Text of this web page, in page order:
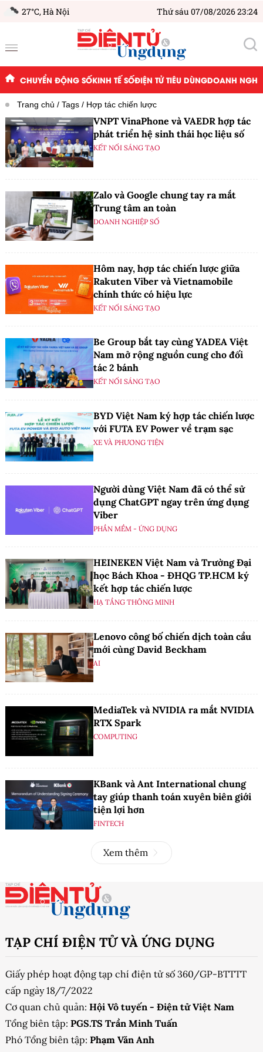
27°C,Hà Nội Thứ sáu 07/08/2026 23:24
CHUYỂN ĐỘNG SỐKINH TẾ SỐĐIỆN TỬ TIÊU DÙNGDOANH
Trang chủ Tags Hợp tác chiến lược
VNPT VinaPhone và VAEDR hợp tác
phát triển hệ sinh thái học liệu số
KẾT NỐI SÁNG TẠO
Zalo và Google chung tay ra mắt
Trung tâm an toàn
DOANH NGHIỆP SỐ
Hôm nay, hợp tác chiến lược giữa
Rakuten Viber và Vietnamobile
chính thức có hiệu lực
KẾT NỐI SÁNG TẠO
Be Group bắt tay cùng YADEA Việt
Nam mở rộng nguồn cung cho đối
tác 2 bánh
KẾT NỐI SÁNG TẠO
BYD Việt Nam ký hợp tác chiến lược
với FUTA EV Power về trạm sạc
XE VÀ PHƯƠNG TIỆN
Người dùng Việt Nam đã có thể sử
dụng ChatGPT ngay trên ứng dụng
Viber
PHẦN MỀM - ỨNG DỤNG
HEINEKEN Việt Nam và Trường Đại
học Bách Khoa - ĐHQG TP.HCM ký
kết hợp tác chiến lược
HẠ TẦNG THÔNG MINH
Lenovo công bố chiến dịch toàn cầu
mới cùng David Beckham
AI
MediaTek và NVIDIA ra mắt NVIDIA
RTX Spark
COMPUTING
KBank và Ant International chung
tay giúp thanh toán xuyên biên giới
tiện lợi hơn
FINTECH
Xem thêm
TẠP CHÍ ĐIỆN TỬ VÀ ỨNG DỤNG
Giấy phép hoạt động tạp chí điện tử số 360/GP-BTTTT
cấp ngày 18/7/2022
Cơ quan chủ quản: Hội Vô tuyến - Điện tử Việt Nam
Tổng biên tập: PGS.TS Trần Minh Tuấn
Phó Tổng biên tập: Phạm Văn Anh